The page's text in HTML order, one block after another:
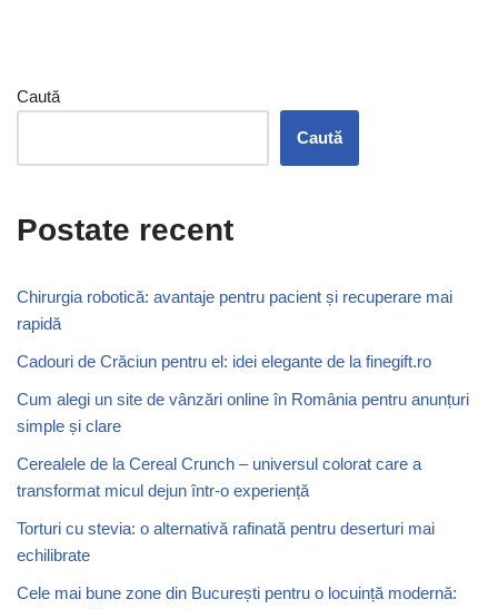
Caută
Caută
Postate recent
Chirurgia robotică: avantaje pentru pacient și recuperare mai
rapidă
Cadouri de Crăciun pentru el: idei elegante de la finegift.ro
Cum alegi un site de vânzări online în România pentru anunțuri
simple și clare
Cerealele de la Cereal Crunch – universul colorat care a
transformat micul dejun într-o experiență
Torturi cu stevia: o alternativă rafinată pentru deserturi mai
echilibrate
Cele mai bune zone din București pentru o locuință modernă: